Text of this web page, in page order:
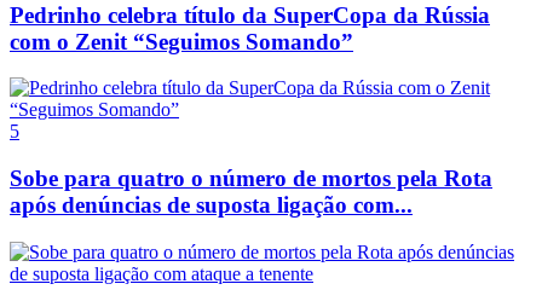
Pedrinho celebra título da SuperCopa da Rússia
com o Zenit “Seguimos Somando”
5
Sobe para quatro o número de mortos pela Rota
após denúncias de suposta ligação com...